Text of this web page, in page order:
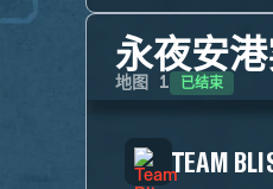
永夜安
地图 1 已结束
TEAM